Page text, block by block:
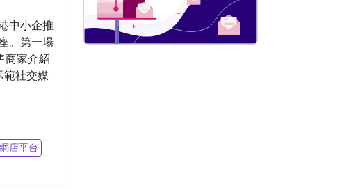
中小企推
。第一場
商家介紹
範社交媒
網店平台